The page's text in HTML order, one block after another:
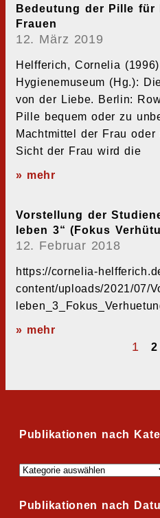
Bedeutung der Pille für
Frauen
12. März 2019
Helfferich, Cornelia
Hygienemuseum (Hg.):
von der Liebe. Berlin:
Pille bequem oder zu
Machtmittel der Frau
Sicht der Frau wird die
» mehr
Vorstellung der
leben 3“ (Fokus
12. Februar 2018
https://cornelia-
content/uploads/2021/07/
» mehr
1 2
Publikationen nach
Publikationen nach